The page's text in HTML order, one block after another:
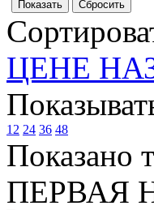
ЦЕНЕ
12 24 36 48
Показано
ПЕРВАЯ